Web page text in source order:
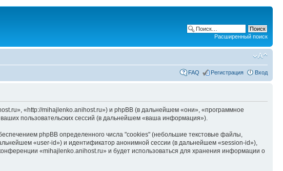
Расширенный поиск
FAQ Регистрация Вход
«http://mihajlenko.anihost.ru») и phpBB (в дальнейшем «они», «программное
пользовательских сессий (в дальнейшем «ваша информация»).
phpBB определенного числа "cookies" (небольшие текстовые файлы,
«user-id») и идентификатор анонимной сессии (в дальнейшем «session-id»),
«mihajlenko.anihost.ru» и будет использоваться для хранения информации о